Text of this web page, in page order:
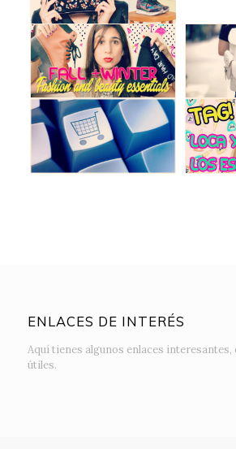
ENLACES DE INTERÉS
Aquí tienes algunos enlaces interesantes,
útiles.